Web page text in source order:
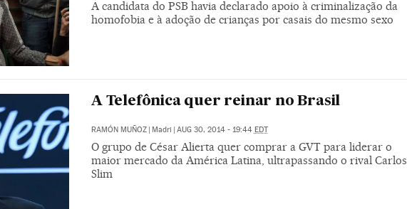
A candidata do PSB havia declarado apoio à criminalização da
homofobia e à adoção de crianças por casais do mesmo sexo
A Telefônica quer reinar no Brasil
RAMÓN MUÑOZ | Madri | AUG 30, 2014 - 19:44 EDT
O grupo de César Alierta quer comprar a GVT para liderar o
maior mercado da América Latina, ultrapassando o rival Carlos
Slim